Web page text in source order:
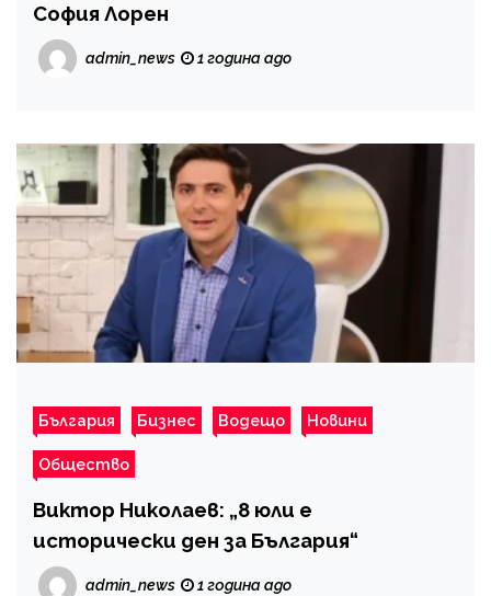
София Лорен
admin_news 1 година ago
България Бизнес Водещо Новини
Общество
Виктор Николаев: „8 юли е
исторически ден за България“
admin_news 1 година ago